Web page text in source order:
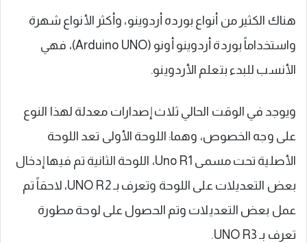
هناك الكثير من أنواع بورده أردوينو، وأكثر الأنواع شهرة
واستخداماً بوردة أردوينو أونو (Arduino UNO)، فهي
الأنسب للبدء بتعلم الأردوينو.
ويوجد في الوقت الحالي ثلاث إصدارات معدلة لهذا النوع
على وجه الخصوص، وهما: اللوحة الأولى تعد اللوحة
الأصلية تحت مسمى Uno R1، اللوحة الثانية تم فيها إدخال
بعض التعديلات على اللوحة وتعرف بـ UNO R2، لاحقاً تم
عمل بعض التعديلات وتم الحصول على لوحة مطورة
تعرف بـ UNO R3.